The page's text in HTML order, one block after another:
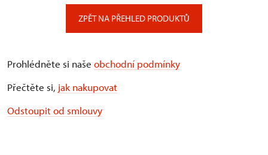
ZPĚT NA PŘEHLED PRODUKTŮ
Prohlédněte si naše obchodní podmínky
Přečtěte si, jak nakupovat
Odstoupit od smlouvy